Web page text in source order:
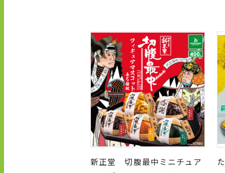
新正堂 切腹最中ミニチュア